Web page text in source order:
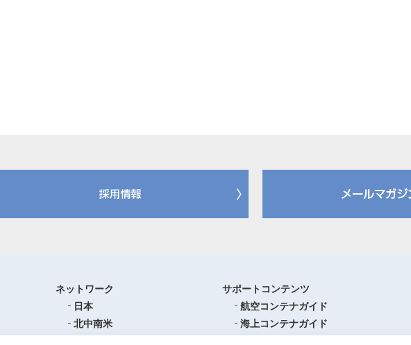
ネットワーク
日本
北中南米
サポートコンテンツ
航空コンテナガイド
海上コンテナガイド